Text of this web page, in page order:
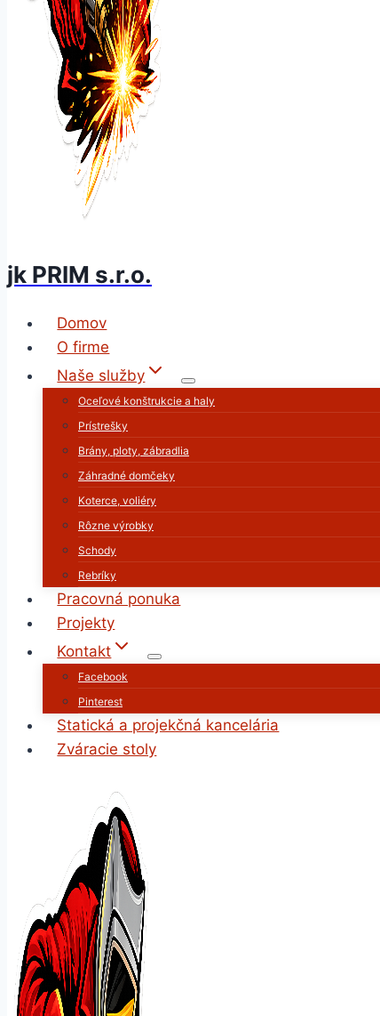
jk PRIM s.r.o.
Domov
O firme
Naše služby
Oceľové konštrukcie a haly
Prístrešky
Brány, ploty, zábradlia
Záhradné domčeky
Koterce, voliéry
Rôzne výrobky
Schody
Rebríky
Pracovná ponuka
Projekty
Kontakt
Facebook
Pinterest
Statická a projekčná kancelária
Zváracie stoly